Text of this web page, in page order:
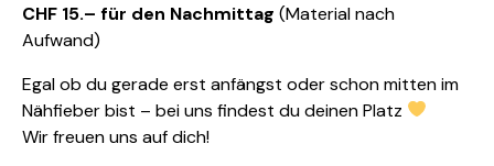
CHF 15.– für den Nachmittag (Material nach
Aufwand)
Egal ob du gerade erst anfängst oder schon mitten im
Nähfieber bist – bei uns findest du deinen Platz
Wir freuen uns auf dich!